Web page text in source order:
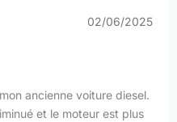
02/06/2025
ancienne voiture diesel.
et le moteur est plus